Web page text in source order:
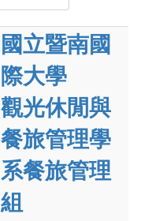
國立暨南國
際大學
觀光休閒與
餐旅管理學
系餐旅管理
組